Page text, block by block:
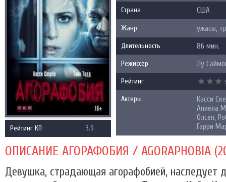
Рейтинг КП 3.9
Страна США
Жанр ужасы,
Длительность 86 мин.
Режиссер Лу
Рейтинг
Актеры
Касси
Аниела
Олсен,
Гарри
ОПИСАНИЕ АГОРАФОБИЯ / AGORAPHOBIA
Девушка, страдающая агорафобией, наследует